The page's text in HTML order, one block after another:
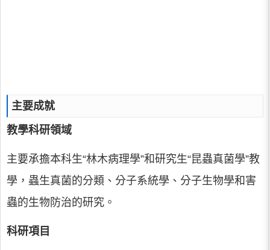
主要成就
教學科研領域
主要承擔本科生“林木病理學”和研究生“昆蟲真菌學”教
學，蟲生真菌的分類、分子系統學、分子生物學和害
蟲的生物防治的研究。
科研項目